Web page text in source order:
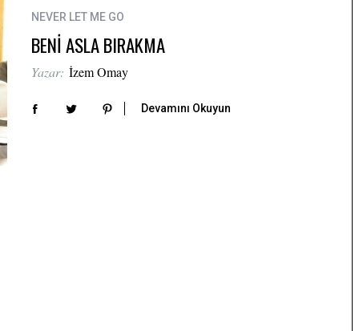
NEVER LET ME GO
BENİ ASLA BIRAKMA
Yazar: İzem Omay
Devamını Okuyun